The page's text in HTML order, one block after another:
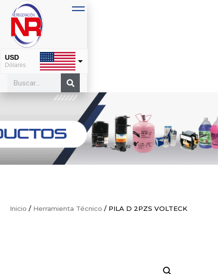
USD
Dólares
MXN
Pesos
Inicio / Herramienta Técnico / PILA D 2PZS VOLTECK